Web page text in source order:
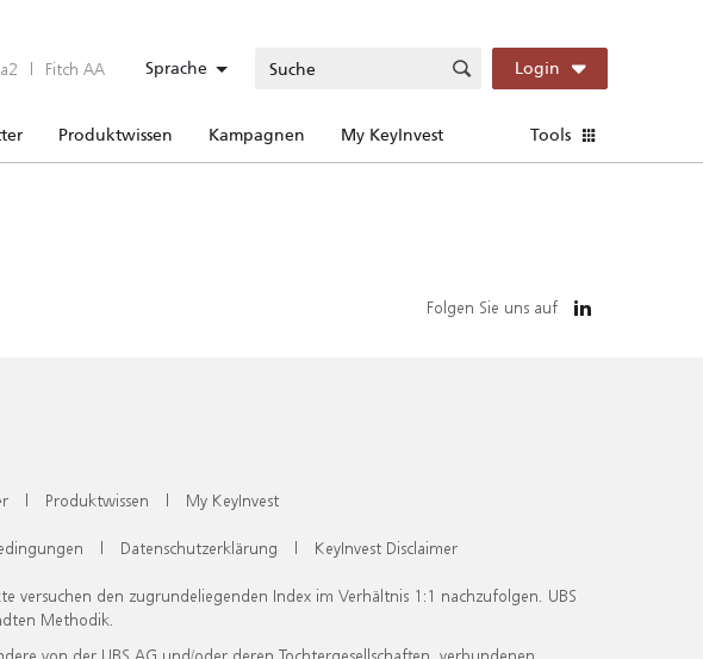
| Fitch AA Sprache Login
Produktwissen Kampagnen My KeyInvest Tools
Folgen Sie uns auf
| Produktwissen | My KeyInvest
| Datenschutzerklärung | KeyInvest Disclaimer
versuchen den zugrundeliegenden Index im Verhältnis 1:1 nachzufolgen. UBS
Methodik.